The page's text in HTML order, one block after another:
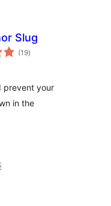
Slug
(19總
評)
prevent your
in the